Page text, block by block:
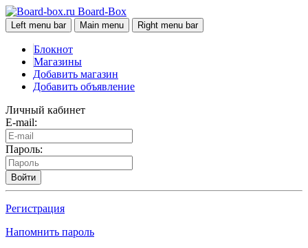
Board-Box
Left menu bar Main menu Right menu bar
Блокнот
Магазины
Добавить магазин
Добавить объявление
Личный кабинет
E-mail:
Пароль:
Войти
Регистрация
Напомнить пароль